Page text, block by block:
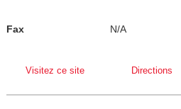
Fax N/A
Visitez ce site Directions